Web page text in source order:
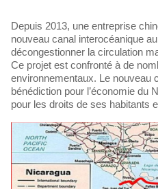
Depuis 2013, une entreprise
nouveau canal interocéanique
décongestionner la circulation
Ce projet est confronté à de
environnementaux. Le nouveau
bénédiction pour l’économie du
pour les droits de ses habitants